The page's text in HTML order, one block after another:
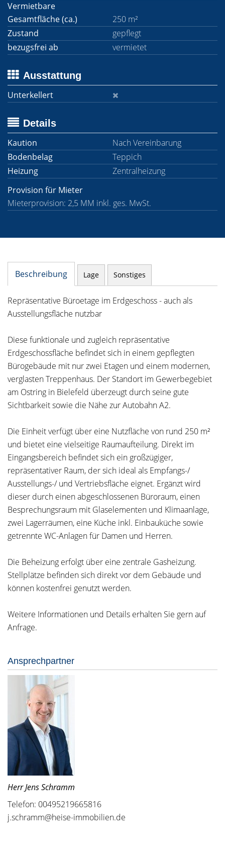
Vermietbare
Gesamtfläche (ca.)
250 m²
Zustand
gepflegt
bezugsfrei ab
vermietet
Ausstattung
Unterkellert
Details
Kaution
Nach Vereinbarung
Bodenbelag
Teppich
Heizung
Zentralheizung
Provision für Mieter
Mieterprovision: 2,5 MM inkl. ges. MwSt.
Beschreibung Lage Sonstiges
Repräsentative Büroetage im Erdgeschoss - auch als
Ausstellungsfläche nutzbar
Diese funktionale und zugleich repräsentative
Erdgeschossfläche befindet sich in einem gepflegten
Bürogebäude mit nur zwei Etagen und einem modernen,
verglasten Treppenhaus. Der Standort im Gewerbegebiet
am Ostring in Bielefeld überzeugt durch seine gute
Sichtbarkeit sowie die Nähe zur Autobahn A2.
Die Einheit verfügt über eine Nutzfläche von rund 250 m²
und bietet eine vielseitige Raumaufteilung. Direkt im
Eingangsbereich befindet sich ein großzügiger,
repräsentativer Raum, der sich ideal als Empfangs-/
Ausstellungs-/ und Vertriebsfläche eignet. Ergänzt wird
dieser durch einen abgeschlossenen Büroraum, einen
Besprechungsraum mit Glaselementen und Klimaanlage,
zwei Lagerräumen, eine Küche inkl. Einbauküche sowie
getrennte WC-Anlagen für Damen und Herren.
Die Beheizung erfolgt über eine zentrale Gasheizung.
Stellplätze befinden sich direkt vor dem Gebäude und
können kostenfrei genutzt werden.
Weitere Informationen und Details erhalten Sie gern auf
Anfrage.
Ansprechpartner
Herr Jens Schramm
Telefon: 00495219665816
j.schramm@heise-immobilien.de